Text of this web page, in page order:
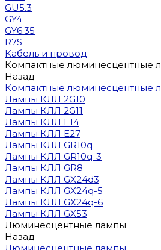
GU5.3
GY4
GY6.35
R7S
Кабель и провод
Компактные люминесцентные
Назад
Компактные люминесцентные
Лампы КЛЛ 2G10
Лампы КЛЛ 2G11
Лампы КЛЛ E14
Лампы КЛЛ E27
Лампы КЛЛ GR10q
Лампы КЛЛ GR10q-3
Лампы КЛЛ GR8
Лампы КЛЛ GX24d3
Лампы КЛЛ GX24q-5
Лампы КЛЛ GX24q-6
Лампы КЛЛ GX53
Люминесцентные лампы
Назад